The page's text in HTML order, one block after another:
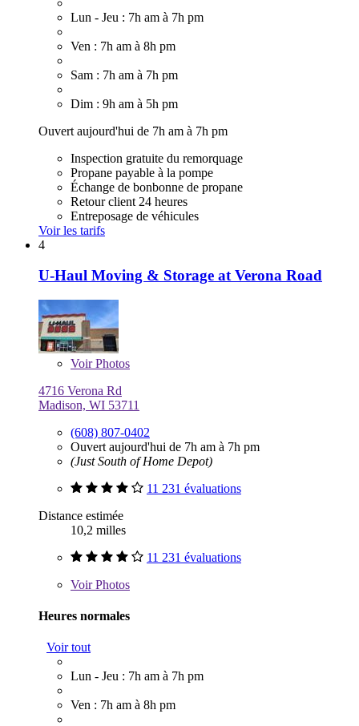
Lun - Jeu : 7h am à 7h pm
Ven : 7h am à 8h pm
Sam : 7h am à 7h pm
Dim : 9h am à 5h pm
Ouvert aujourd'hui de 7h am à 7h pm
Inspection gratuite du remorquage
Propane payable à la pompe
Échange de bonbonne de propane
Retour client 24 heures
Entreposage de véhicules
Voir les tarifs
4
U-Haul Moving & Storage at Verona Road
VoirPhotos
4716 Verona Rd
Madison, WI 53711
(608) 807-0402
Ouvert aujourd'hui de 7h am à 7h pm
(Just South of Home Depot)
11 231 évaluations
Distance estimée
10,2 milles
11 231 évaluations
VoirPhotos
Heures normales
Voir tout
Lun - Jeu : 7h am à 7h pm
Ven : 7h am à 8h pm